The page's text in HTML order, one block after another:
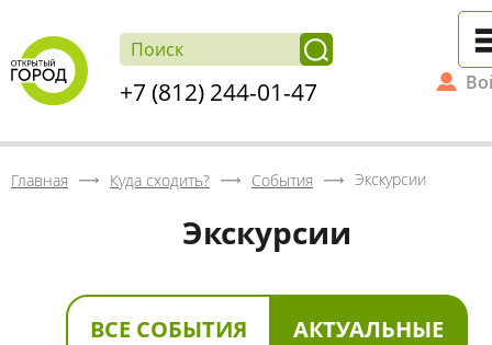
+7 (812) 244-01-47
Главная Куда сходить? События Экскурсии
Экскурсии
ВСЕ СОБЫТИЯ АКТУАЛЬНЫЕ